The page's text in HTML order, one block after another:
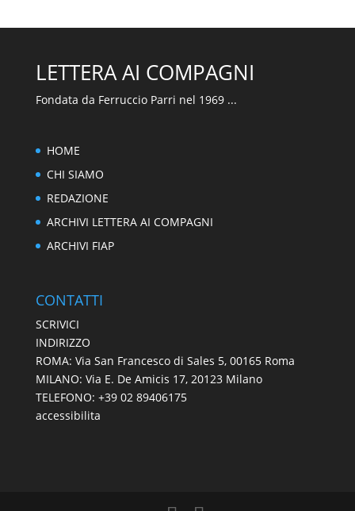
LETTERA AI COMPAGNI
Fondata da Ferruccio Parri nel 1969 ...
HOME
CHI SIAMO
REDAZIONE
ARCHIVI LETTERA AI COMPAGNI
ARCHIVI FIAP
CONTATTI
SCRIVICI
INDIRIZZO
ROMA: Via San Francesco di Sales 5, 00165 Roma
MILANO: Via E. De Amicis 17, 20123 Milano
TELEFONO: +39 02 89406175
accessibilita
🇮🇹
Disattiva Immagini
Navigazione Tastiera
Cursore Grande
Guida Lettura